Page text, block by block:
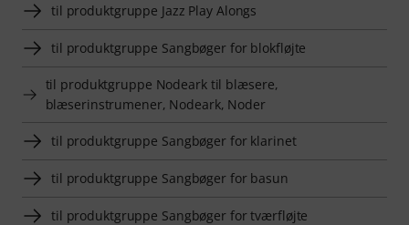
til produktgruppe Jazz Play Alongs
til produktgruppe Sangbøger for blokfløjte
til produktgruppe Nodeark til blæsere,
blæserinstrumener, Nodeark, Noder
til produktgruppe Sangbøger for klarinet
til produktgruppe Sangbøger for basun
til produktgruppe Sangbøger for tværfløjte